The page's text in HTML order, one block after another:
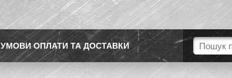
УМОВИ ОПЛАТИ ТА ДОСТАВКИ